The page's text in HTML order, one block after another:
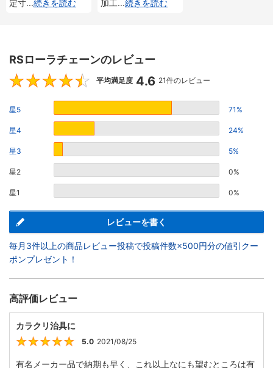
定寸...続きを読む 加工...続きを読む
RSローラチェーンのレビュー
4.6
平均満足度 4.6 21件のレビュー
星5 71%
星4 24%
星3 5%
星2 0%
星1 0%
レビューを書く
毎月3件以上の商品レビュー投稿で投稿件数×500円分の値引クー
ポンプレゼント！
高評価レビュー
カラクリ治具に
5
5.0 2021/08/25
有名メーカー品で納期も早く、これ以上なにも望むところは有